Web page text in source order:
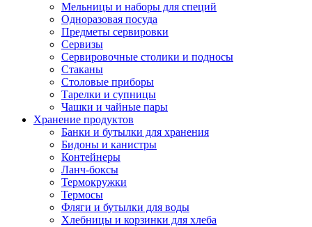
Мельницы и наборы для специй
Одноразовая посуда
Предметы сервировки
Сервизы
Сервировочные столики и подносы
Стаканы
Столовые приборы
Тарелки и супницы
Чашки и чайные пары
Хранение продуктов
Банки и бутылки для хранения
Бидоны и канистры
Контейнеры
Ланч-боксы
Термокружки
Термосы
Фляги и бутылки для воды
Хлебницы и корзинки для хлеба